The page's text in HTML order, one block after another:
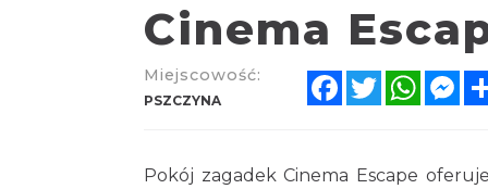
Cinema
Miejscowość:
PSZCZYNA
FacebookTwitter
Pokój zagadek Cinema Escape